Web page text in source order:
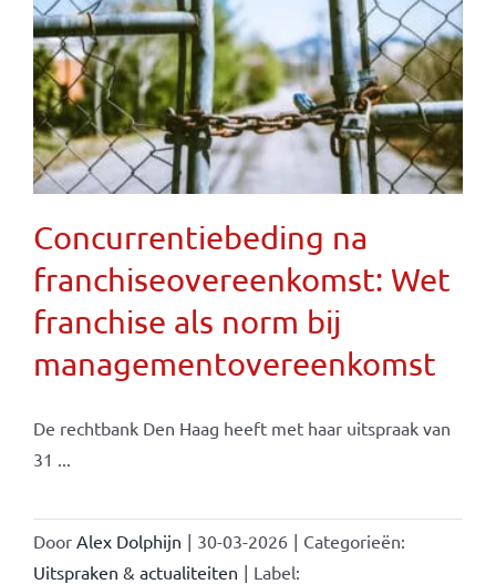
Concurrentiebeding na
franchiseovereenkomst: Wet
franchise als norm bij
managementovereenkomst
De rechtbank Den Haag heeft met haar uitspraak van
31 ...
Door Alex Dolphijn | 30-03-2026 | Categorieën:
Uitspraken & actualiteiten | Label: